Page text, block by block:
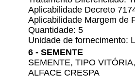
Aplicabilidade Decreto
Aplicabilidade Margem de
Quantidade: 5
Unidade de fornecimento:
6 - SEMENTE
SEMENTE, TIPO
ALFACE CRESPA